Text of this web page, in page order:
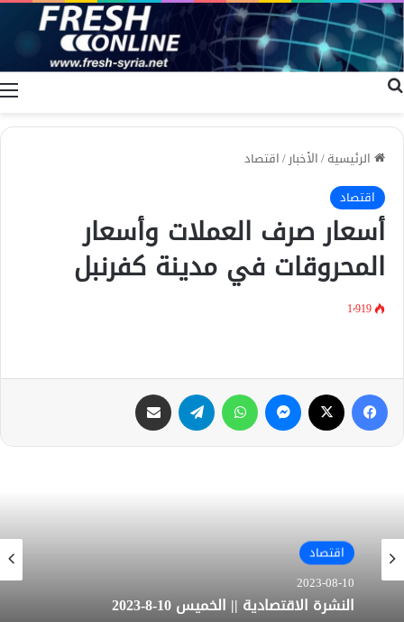
الرئيسية/الأخبار/اقتصاد
اقتصاد
أسعار صرف العملات وأسعار
المحروقات في مدينة كفرنبل
1٬919
فيسبوك ماسنجر واتساب تيلقرام
اقتصاد
2023-08-10
اقتصاد
2023-08-01